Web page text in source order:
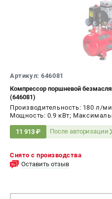
Артикул: 646081
Компрессор поршневой
(646081)
Производительность: 180 л/
Мощность: 0.9 кВт;
11 913 ₽ После авторизации
Снято с производства
Оставить отзыв